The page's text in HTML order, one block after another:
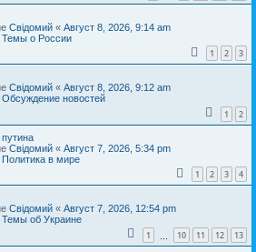
Свідомий « Август 8, 2026, 9:14 am
Темы о России
1 2 3
Свідомий « Август 8, 2026, 9:12 am
Обсуждение новостей
1 2
Свідомий « Август 7, 2026, 5:34 pm
Политика в мире
1 2 3 4
Свідомий « Август 7, 2026, 12:54 pm
Темы об Украине
1 10 11 12 13